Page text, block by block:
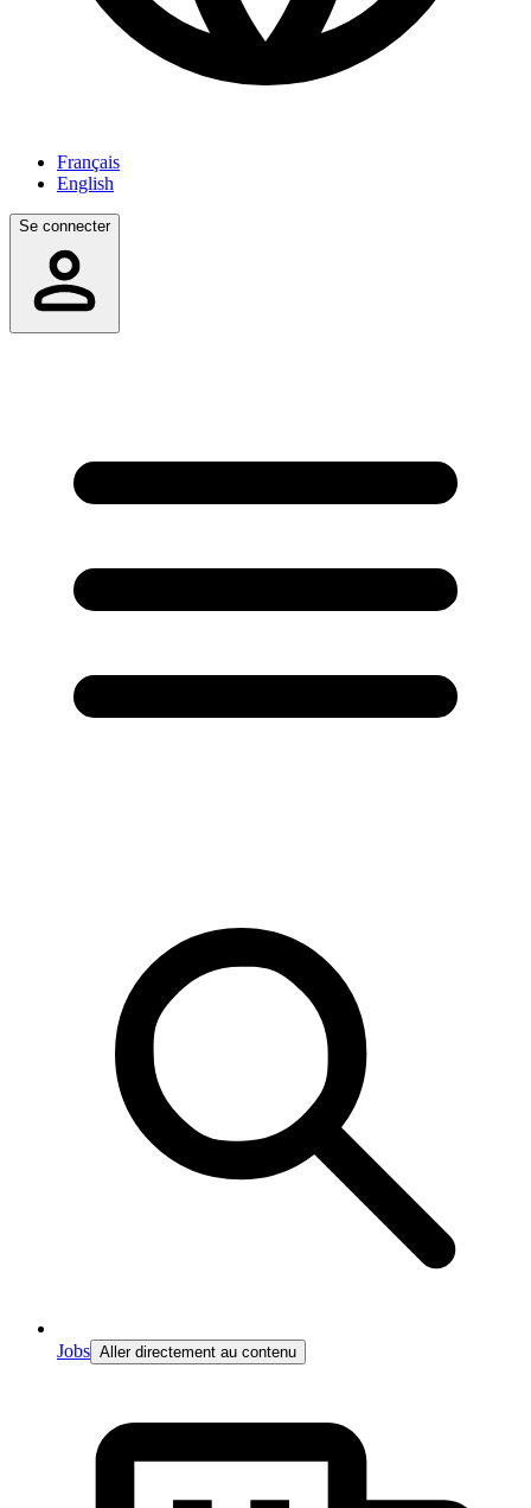
Français
English
Se connecter
Jobs Aller directement au contenu